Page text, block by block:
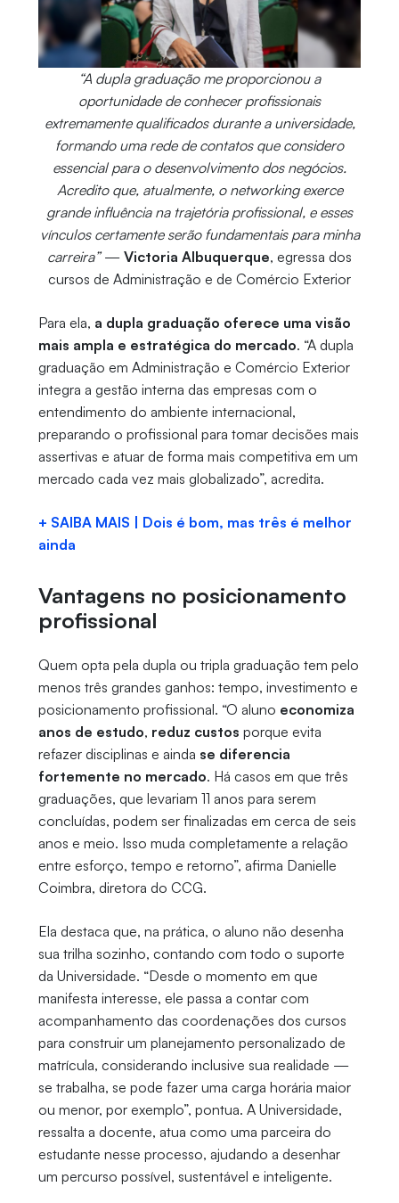
“A dupla graduação me proporcionou a
oportunidade de conhecer profissionais
extremamente qualificados durante a universidade,
formando uma rede de contatos que considero
essencial para o desenvolvimento dos negócios.
Acredito que, atualmente, o networking exerce
grande influência na trajetória profissional, e esses
vínculos certamente serão fundamentais para minha
carreira”— Victoria Albuquerque, egressa dos
cursos de Administração e de Comércio Exterior
Para ela, a dupla graduação oferece uma visão
mais ampla e estratégica do mercado. “A dupla
graduação em Administração e Comércio Exterior
integra a gestão interna das empresas com o
entendimento do ambiente internacional,
preparando o profissional para tomar decisões mais
assertivas e atuar de forma mais competitiva em um
mercado cada vez mais globalizado”, acredita.
+ SAIBA MAIS | Dois é bom, mas três é melhor
ainda
Vantagens no posicionamento
profissional
Quem opta pela dupla ou tripla graduação tem pelo
menos três grandes ganhos: tempo, investimento e
posicionamento profissional. “O aluno economiza
anos de estudo, reduz custos porque evita
refazer disciplinas e ainda se diferencia
fortemente no mercado. Há casos em que três
graduações, que levariam 11 anos para serem
concluídas, podem ser finalizadas em cerca de seis
anos e meio. Isso muda completamente a relação
entre esforço, tempo e retorno”, afirma Danielle
Coimbra, diretora do CCG.
Ela destaca que, na prática, o aluno não desenha
sua trilha sozinho, contando com todo o suporte
da Universidade. “Desde o momento em que
manifesta interesse, ele passa a contar com
acompanhamento das coordenações dos cursos
para construir um planejamento personalizado de
matrícula, considerando inclusive sua realidade —
se trabalha, se pode fazer uma carga horária maior
ou menor, por exemplo”, pontua. A Universidade,
ressalta a docente, atua como uma parceira do
estudante nesse processo, ajudando a desenhar
um percurso possível, sustentável e inteligente.